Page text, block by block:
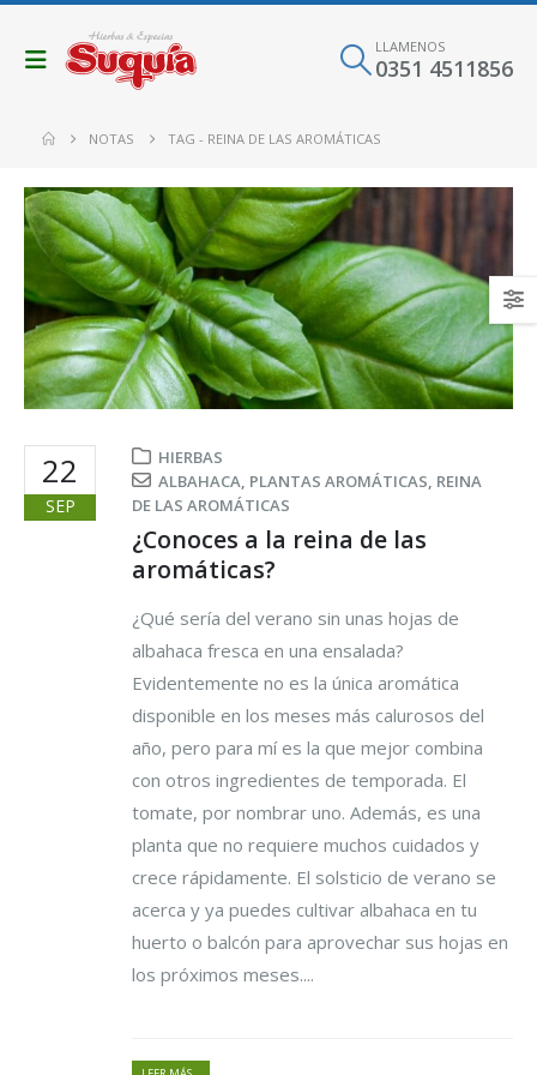
LLAMENOS
0351 4511856
NOTAS TAG - REINA DE LAS AROMÁTICAS
22
SEP
HIERBAS
ALBAHACA, PLANTAS AROMÁTICAS, REINA
DE LAS AROMÁTICAS
¿Conoces a la reina de las
aromáticas?
¿Qué sería del verano sin unas hojas de
albahaca fresca en una ensalada?
Evidentemente no es la única aromática
disponible en los meses más calurosos del
año, pero para mí es la que mejor combina
con otros ingredientes de temporada. El
tomate, por nombrar uno. Además, es una
planta que no requiere muchos cuidados y
crece rápidamente. El solsticio de verano se
acerca y ya puedes cultivar albahaca en tu
huerto o balcón para aprovechar sus hojas en
los próximos meses....